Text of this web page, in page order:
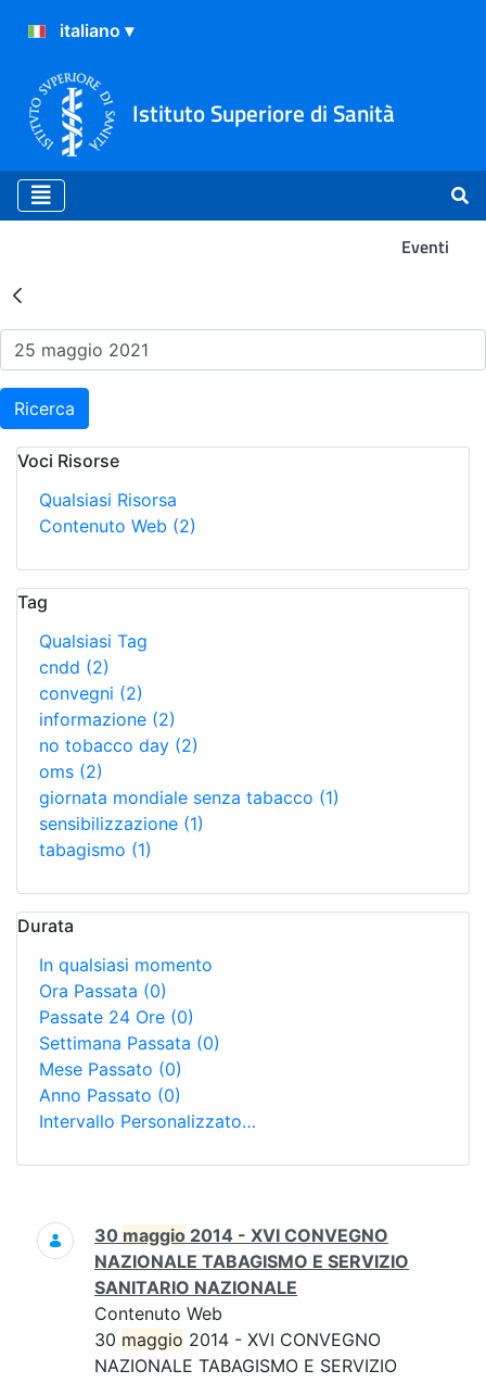
Istituto Superiore di Sanità
Eventi
Risultati della Ricerca -
Ricerca
Voci Risorse
Qualsiasi Risorsa
Contenuto Web (2)
Tag
Qualsiasi Tag
cndd (2)
convegni (2)
informazione (2)
no tobacco day (2)
oms (2)
giornata mondiale senza tabacco (1)
sensibilizzazione (1)
tabagismo (1)
Durata
In qualsiasi momento
Ora Passata (0)
Passate 24 Ore (0)
Settimana Passata (0)
Mese Passato (0)
Anno Passato (0)
Intervallo Personalizzato…
Ricerca
30 maggio 2014 - XVI CONVEGNO
NAZIONALE TABAGISMO E SERVIZIO
SANITARIO NAZIONALE
Contenuto Web
30 maggio 2014 - XVI CONVEGNO
NAZIONALE TABAGISMO E SERVIZIO